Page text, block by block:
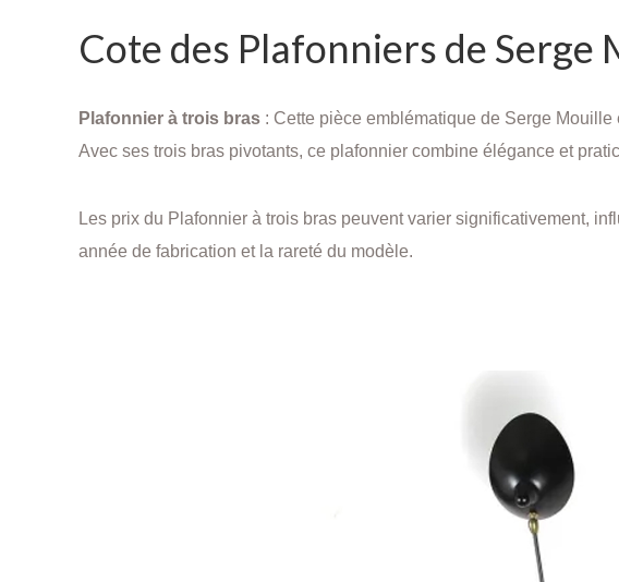
Cote des Plafonniers de Serge
Plafonnier à trois bras : Cette pièce emblématique de Serge
Avec ses trois bras pivotants, ce plafonnier combine élégance et
Les prix du Plafonnier à trois bras peuvent varier significativement,
année de fabrication et la rareté du modèle.